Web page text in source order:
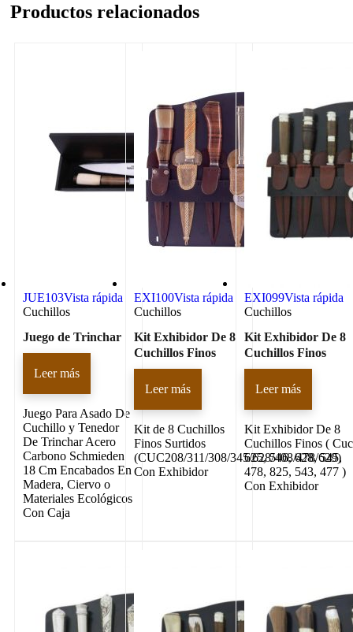
Productos relacionados
JUE103Vista rápida
Cuchillos
Juego de Trinchar
Leer más
Juego Para Asado De
Cuchillo y Tenedor
De Trinchar Acero
Carbono Schmieden
18 Cm Encabados En
Madera, Ciervo o
Materiales Ecológicos
Con Caja
EXI100Vista rápida
Cuchillos
Kit Exhibidor De 8
Cuchillos Finos
Leer más
Kit de 8 Cuchillos
Finos Surtidos
(CUC208/311/308/345/628/408/478/629)
Con Exhibidor
EXI099Vista rápida
Cuchillos
Kit Exhibidor De 8
Cuchillos Finos
Leer más
Kit Exhibidor De 8
Cuchillos Finos ( Cuc
625, 546, 628, 545,
478, 825, 543, 477 )
Con Exhibidor